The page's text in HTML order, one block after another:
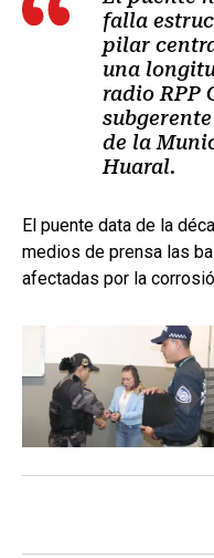
falla
pilar
una
radio RPP
de la
Huaral.
El puente data de la
medios de prensa las
afectadas por la